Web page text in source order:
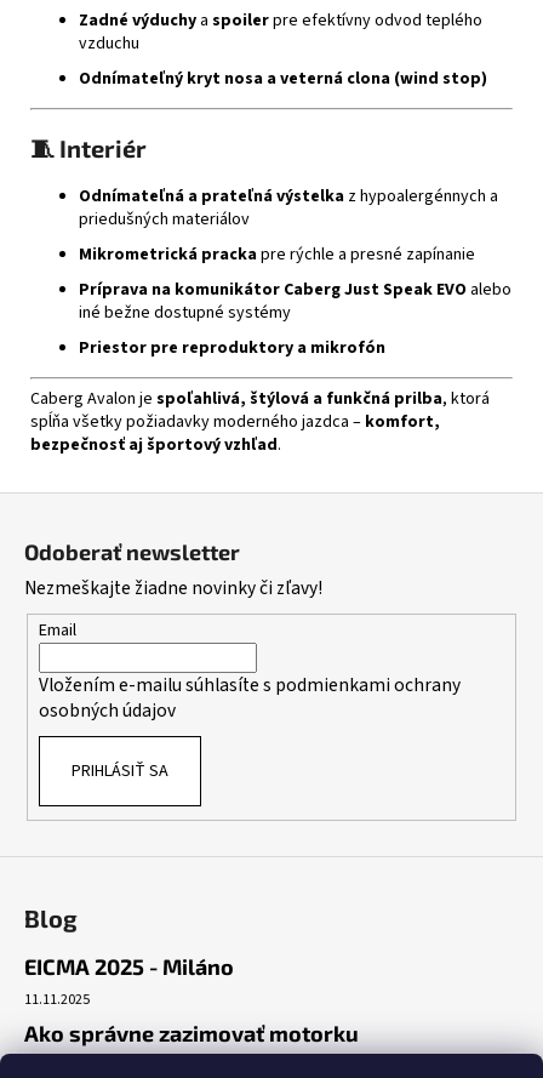
Zadné výduchy a spoilerpre efektívny odvod teplého
vzduchu
Odnímateľný kryt nosa a veterná clona (wind stop)
🧵 Interiér
Odnímateľná a prateľná výstelka z hypoalergénnych a
priedušných materiálov
Mikrometrická prackapre rýchle a presné zapínanie
Príprava na komunikátor Caberg Just Speak EVO alebo
iné bežne dostupné systémy
Priestor pre reproduktory a mikrofón
Caberg Avalon je spoľahlivá, štýlová a funkčná prilba, ktorá
spĺňa všetky požiadavky moderného jazdca – komfort,
bezpečnosť aj športový vzhľad.
Odoberať newsletter
Nezmeškajte žiadne novinky či zľavy!
Email
Vložením e-mailu súhlasíte s podmienkami ochrany
osobných údajov
PRIHLÁSIŤ SA
Blog
EICMA 2025 - Miláno
11.11.2025
Ako správne zazimovať motorku